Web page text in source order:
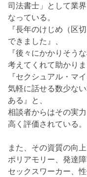
司法書士」として業
なっている。
『長年のけじめ（区
できました』、
『後々にかかりそう
考えてくれて助かりま
『セクシュアル・マ
気軽に話せる数少な
ある』と、
相談者からはその実
高く評価されている。
また、その資質の向上
ポリアモリー、発達障
セックスワーカー、